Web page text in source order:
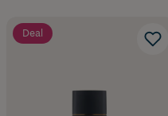
Deal